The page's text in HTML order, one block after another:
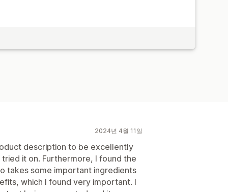
2024년 4월 11일
description to be excellently
it on. Furthermore, I found the
takes some important ingredients
which I found very important. I